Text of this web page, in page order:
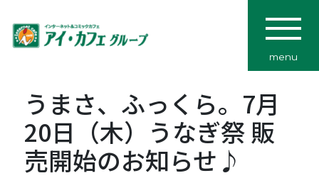
menu
うまさ、ふっくら。7月
20日（木）うなぎ祭 販
売開始のお知らせ♪